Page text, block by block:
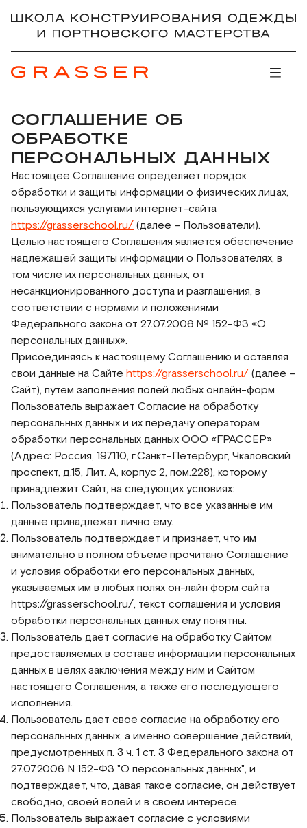
СОГЛАШЕНИЕ ОБ
ОБРАБОТКЕ
ПЕРСОНАЛЬНЫХ ДАННЫХ
Настоящее Соглашение определяет порядок
обработки и защиты информации о физических лицах,
пользующихся услугами интернет-сайта
https://grasserschool.ru/ (далее – Пользователи).
Целью настоящего Соглашения является обеспечение
надлежащей защиты информации о Пользователях, в
том числе их персональных данных, от
несанкционированного доступа и разглашения, в
соответствии с нормами и положениями
Федерального закона от 27.07.2006 № 152-ФЗ «О
персональных данных».
Присоединяясь к настоящему Соглашению и оставляя
свои данные на Сайте https://grasserschool.ru/ (далее –
Сайт), путем заполнения полей любых онлайн-форм
Пользователь выражает Согласие на обработку
персональных данных и их передачу операторам
обработки персональных данных ООО «ГРАССЕР»
(Адрес: Россия, 197110, г.Санкт-Петербург, Чкаловский
проспект, д.15, Лит. А, корпус 2, пом.228), которому
принадлежит Сайт, на следующих условиях:
Пользователь подтверждает, что все указанные им
данные принадлежат лично ему.
Пользователь подтверждает и признает, что им
внимательно в полном объеме прочитано Соглашение
и условия обработки его персональных данных,
указываемых им в любых полях он-лайн форм сайта
https://grasserschool.ru/, текст соглашения и условия
обработки персональных данных ему понятны.
Пользователь дает согласие на обработку Сайтом
предоставляемых в составе информации персональных
данных в целях заключения между ним и Сайтом
настоящего Соглашения, а также его последующего
исполнения.
Пользователь дает свое согласие на обработку его
персональных данных, а именно совершение действий,
предусмотренных п. 3 ч. 1 ст. 3 Федерального закона от
27.07.2006 N 152-ФЗ "О персональных данных", и
подтверждает, что, давая такое согласие, он действует
свободно, своей волей и в своем интересе.
Пользователь выражает согласие с условиями